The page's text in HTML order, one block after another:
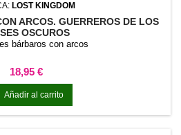
LOST KINGDOM
ARCOS. GUERREROS DE LOS
OSCUROS
bárbaros con arcos
Precio
18,95 €
Añadir al carrito